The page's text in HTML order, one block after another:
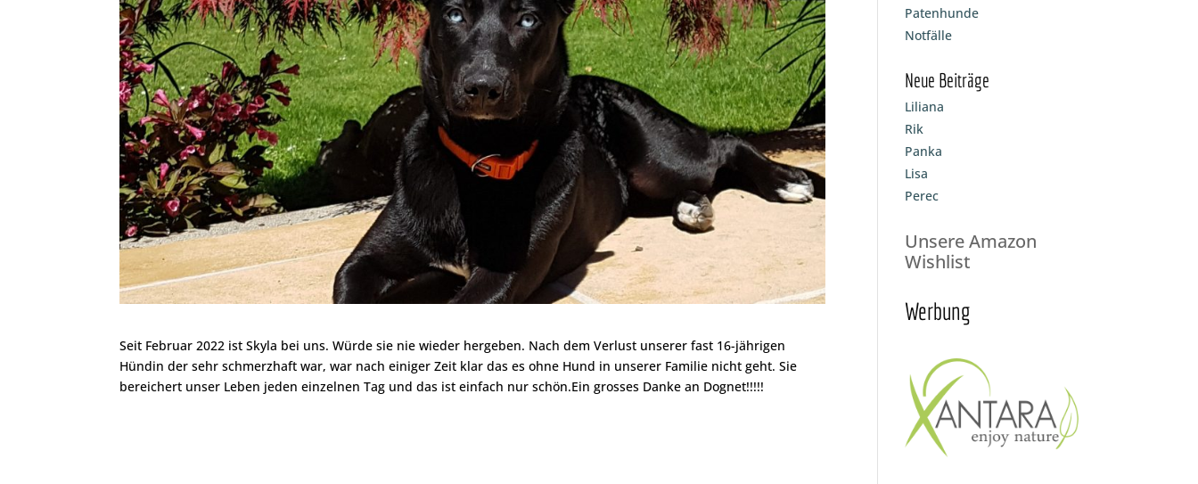
Seit Februar 2022 ist Skyla bei uns. Würde sie nie wieder hergeben. Nach dem Verlust unserer fast 16-jährigen
Hündin der sehr schmerzhaft war, war nach einiger Zeit klar das es ohne Hund in unserer Familie nicht geht. Sie
bereichert unser Leben jeden einzelnen Tag und das ist einfach nur schön.Ein grosses Danke an Dognet!!!!!
Patenhunde
Notfälle
Neue Beiträge
Liliana
Rik
Panka
Lisa
Perec
Unsere Amazon
Wishlist
Werbung